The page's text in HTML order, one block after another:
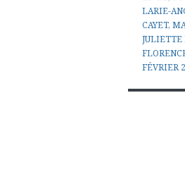
LARIE-
CAYET,
JULIETTE
FÉVRIER